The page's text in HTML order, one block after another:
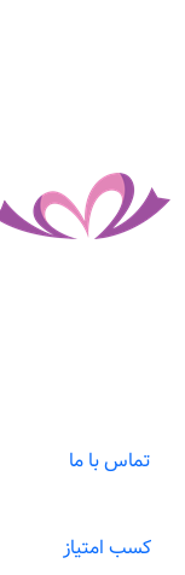
تماس با ما
کسب امتیاز